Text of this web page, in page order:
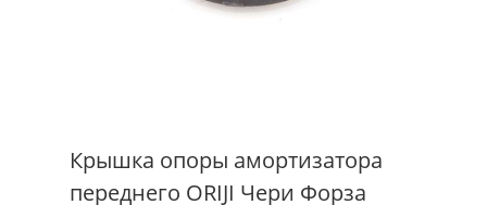
Крышка опоры амортизатора
переднего ORIJI Чери Форза